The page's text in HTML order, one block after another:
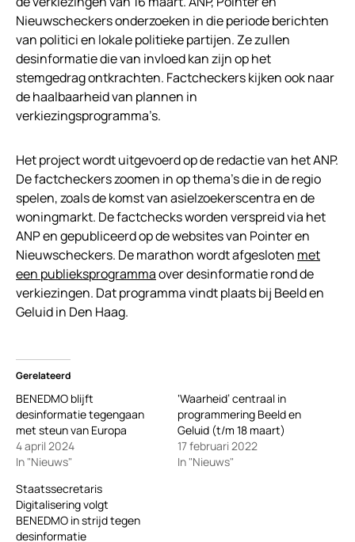
Nieuwscheckers onderzoeken in die periode berichten
van politici en lokale politieke partijen. Ze zullen
desinformatie die van invloed kan zijn op het
stemgedrag ontkrachten. Factcheckers kijken ook naar
de haalbaarheid van plannen in
verkiezingsprogramma’s.
Het project wordt uitgevoerd op de redactie van het ANP.
De factcheckers zoomen in op thema’s die in de regio
spelen, zoals de komst van asielzoekerscentra en de
woningmarkt. De factchecks worden verspreid via het
ANP en gepubliceerd op de websites van Pointer en
Nieuwscheckers. De marathon wordt afgesloten met
een publieksprogrammaover desinformatie rond de
verkiezingen. Dat programma vindt plaats bij Beeld en
Geluid in Den Haag.
Gerelateerd
BENEDMO blijft
desinformatie tegengaan
met steun van Europa
4 april 2024
In "Nieuws"
‘Waarheid’ centraal in
programmering Beeld en
Geluid (t/m 18 maart)
17 februari 2022
In "Nieuws"
Staatssecretaris
Digitalisering volgt
BENEDMO in strijd tegen
desinformatie